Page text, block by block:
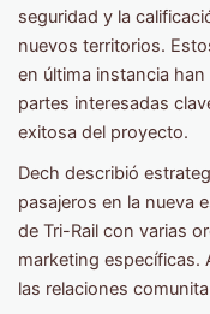
seguridad y la
nuevos territorios.
en última instancia
partes interesadas
exitosa del proyecto.
Dech describió
pasajeros en la nueva
de Tri-Rail con varias
marketing específicas.
las relaciones